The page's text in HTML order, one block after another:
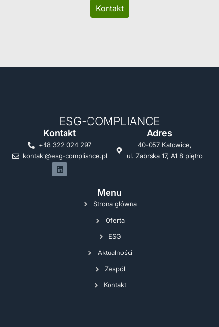
Kontakt
ESG-COMPLIANCE
Kontakt
+48 322 024 297
kontakt@esg-compliance.pl
Adres
40-057 Katowice,
ul. Zabrska 17, A1 8 piętro
Menu
Strona główna
Oferta
ESG
Aktualności
Zespół
Kontakt